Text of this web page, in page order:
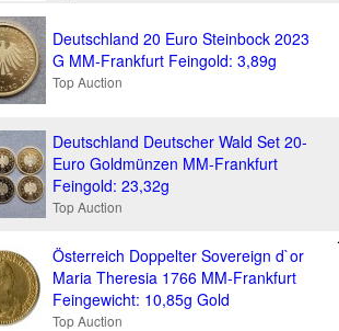
Deutschland 20 Euro Steinbock 2023
G MM-Frankfurt Feingold: 3,89g
Top Auction
Deutschland Deutscher Wald Set 20-
Euro Goldmünzen MM-Frankfurt
Feingold: 23,32g
Top Auction
Österreich Doppelter Sovereign d`or
Maria Theresia 1766 MM-Frankfurt
Feingewicht: 10,85g Gold
Top Auction